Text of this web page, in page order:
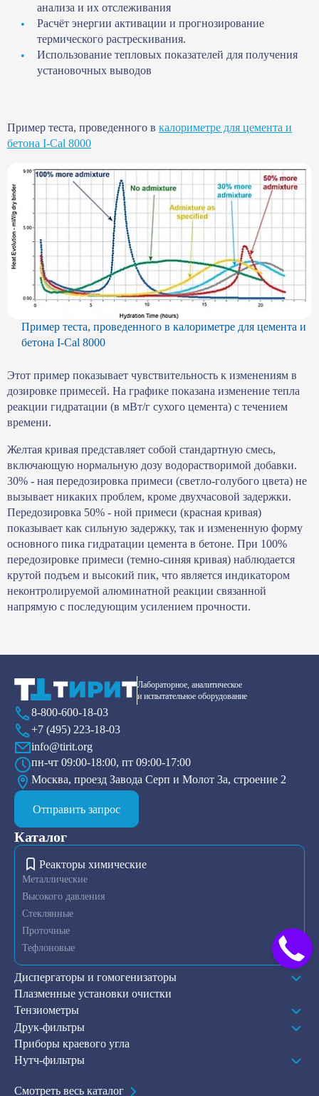
анализа и их отслеживания
Расчёт энергии активации и прогнозирование
термического растрескивания.
Использование тепловых показателей для получения
установочных выводов
Пример теста, проведенного в калориметре для цемента и
бетона I-Cal 8000
Пример теста, проведенного в калориметре для цемента и
бетона I-Cal 8000
Этот пример показывает чувствительность к изменениям в
дозировке примесей. На графике показана изменение тепла
реакции гидратации (в мВт/г сухого цемента) с течением
времени.
Желтая кривая представляет собой стандартную смесь,
включающую нормальную дозу водорастворимой добавки.
30% - ная передозировка примеси (светло-голубого цвета) не
вызывает никаких проблем, кроме двухчасовой задержки.
Передозировка 50% - ной примеси (красная кривая)
показывает как сильную задержку, так и измененную форму
основного пика гидратации цемента в бетоне. При 100%
передозировке примеси (темно-синяя кривая) наблюдается
крутой подъем и высокий пик, что является индикатором
неконтролируемой алюминатной реакции связанной
напрямую с последующим усилением прочности.
Лабораторное, аналитическое
и испытательное оборудование
8-800-600-18-03
+7 (495) 223-18-03
info@tirit.org
пн-чт 09:00-18:00, пт 09:00-17:00
Москва, проезд Завода Серп и Молот 3а, строение 2
Отправить запрос
Каталог
Реакторы химические
Металлические
Высокого давления
Стеклянные
Проточные
Тефлоновые
Диспергаторы и гомогенизаторы
Плазменные установки очистки
Тензиометры
Друк-фильтры
Приборы краевого угла
Нутч-фильтры
Смотреть весь каталог